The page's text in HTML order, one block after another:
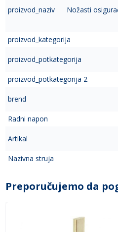
proizvod_naziv
Nožasti
proizvod_kategorija
proizvod_potkategorija
proizvod_potkategorija 2
brend
Radni napon
Artikal
Nazivna struja
Preporučujemo da